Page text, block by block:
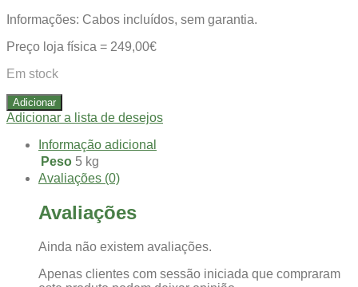
Informações: Cabos incluídos, sem garantia.
Preço loja física = 249,00€
Em stock
Adicionar
Adicionar a lista de desejos
Informação adicional
Peso 5 kg
Avaliações (0)
Avaliações
Ainda não existem avaliações.
Apenas clientes com sessão iniciada que compraram